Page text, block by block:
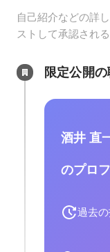
自己紹介などの詳
ストして承認され
限定公開
酒井 直
のプロ
過去